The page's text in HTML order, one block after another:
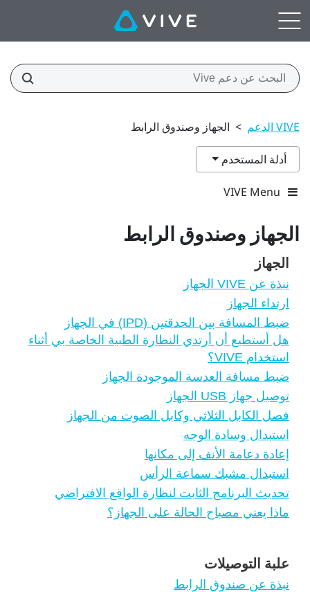
VIVE الدعم > الجهاز وصندوق الرابط
أدلة المستخدم
VIVE Menu
الجهاز وصندوق الرابط
الجهاز
نبذة عن VIVE الجهاز
ارتداء الجهاز
ضبط المسافة بين الحدقتين (IPD) في الجهاز
هل أستطيع أن أرتدي النظارة الطبية الخاصة بي أثناء
استخدام VIVE؟
ضبط مسافة العدسة الموجودة الجهاز
توصيل جهاز USB الجهاز
فصل الكابل الثلاثي وكابل الصوت من الجهاز
استبدال وسادة الوجه
إعادة دعامة الأنف إلى مكانها
استبدال مشبك سماعة الرأس
تحديث البرنامج الثابت لنظارة الواقع الافتراضي
ماذا يعني مصباح الحالة على الجهاز؟
علبة التوصيلات
نبذة عن صندوق الرابط